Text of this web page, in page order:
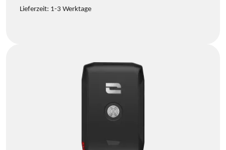
Lieferzeit: 1-3 Werktage